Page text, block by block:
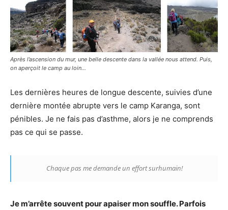
Après l’ascension du mur, une belle descente dans la vallée nous attend. Puis,
on aperçoit le camp au loin…
Les dernières heures de longue descente, suivies d’une
dernière montée abrupte vers le camp Karanga, sont
pénibles. Je ne fais pas d’asthme, alors je ne comprends
pas ce qui se passe.
Chaque pas me demande un effort surhumain!
Je m’arrête souvent pour apaiser mon souffle. Parfois